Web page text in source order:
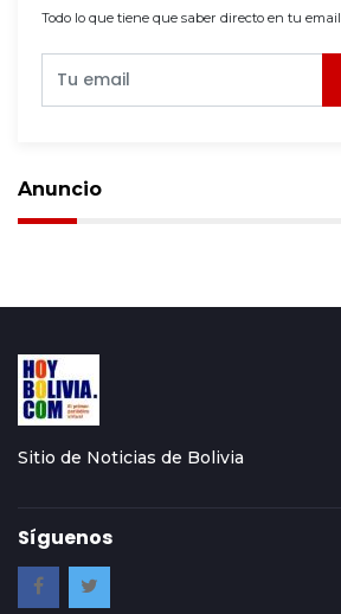
Todo lo que tiene que saber directo en tu email.
Anuncio
Sitio de Noticias de Bolivia
Síguenos